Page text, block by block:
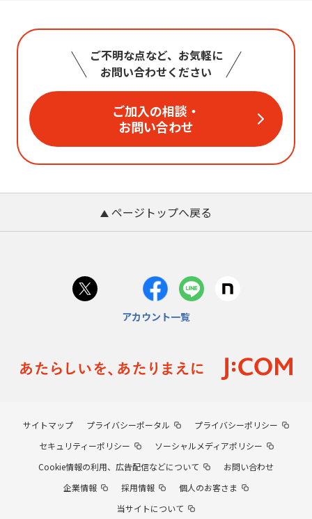
ご不明な点など、お気軽に
お問い合わせください
ご加入の相談・
お問い合わせ
ページトップへ戻る
アカウント一覧
サイトマップ プライバシーポータル
プライバシーポリシー
セキュリティーポリシー
ソーシャルメディアポリシー
Cookie情報の利用、広告配信などについて
お問い合わせ
企業情報
採用情報
個人のお客さま
当サイトについて